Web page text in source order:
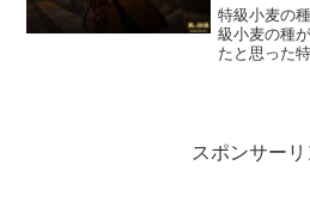
特級小麦の
級小麦の種
たと思った
スポンサーリ